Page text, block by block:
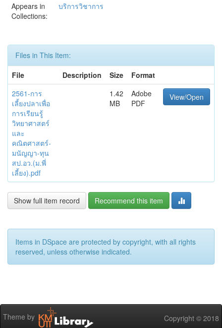
Appears in
Collections:
บริการวิชาการ
Files in This Item:
File
Description Size
Format
2561-การ
เลี้ยงปลาเพื่อ
การเรียนรู้
วิทยาศาสตร์
และ
คณิตศาสตร์-
มนัญญา-ทุน
สป.อว.(ม.พี่
เลี้ยง).pdf
1.42
MB
Adobe
PDF
View/Open
Show full item record Recommend this item
Items in DSpace are protected by copyright, with all rights
reserved, unless otherwise indicated.
Theme by Copyright © 2018